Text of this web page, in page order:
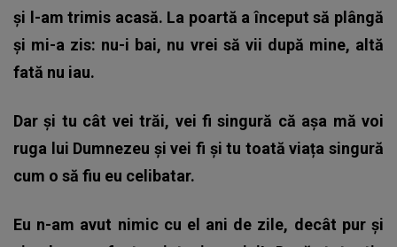
și l-am trimis acasă. La poartă a început să plângă
și mi-a zis: nu-i bai, nu vrei să vii după mine, altă
fată nu iau.
Dar și tu cât vei trăi, vei fi singură că așa mă voi
ruga lui Dumnezeu și vei fi și tu toată viața singură
cum o să fiu eu celibatar.
Eu n-am avut nimic cu el ani de zile, decât pur și